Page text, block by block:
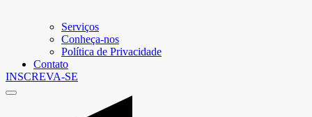
Serviços
Conheça-nos
Política de Privacidade
Contato
INSCREVA-SE